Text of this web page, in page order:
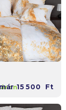
15 500 Ft